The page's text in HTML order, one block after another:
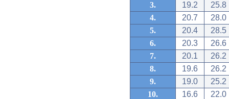
3.
19.2
25.8
4.
20.7
28.0
5.
20.4
28.5
6.
20.3
26.6
7.
20.1
26.2
8.
19.6
26.2
9.
19.0
25.2
10.
16.6
22.0